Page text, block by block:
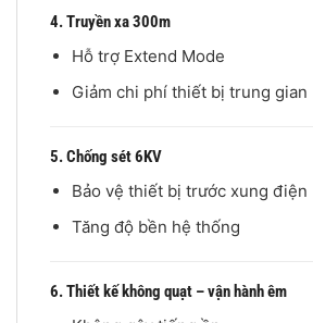
4. Truyền xa 300m
Hỗ trợ Extend Mode
Giảm chi phí thiết bị trung gian
5. Chống sét 6KV
Bảo vệ thiết bị trước xung điện
Tăng độ bền hệ thống
6. Thiết kế không quạt – vận hành êm